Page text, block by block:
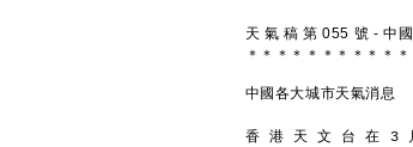
天 氣 稿 第 055 號 - 中
＊ ＊ ＊ ＊ ＊ ＊ ＊ ＊ ＊ ＊ ＊
中國各大城市天氣消息
香 港 天 文 台 在 3